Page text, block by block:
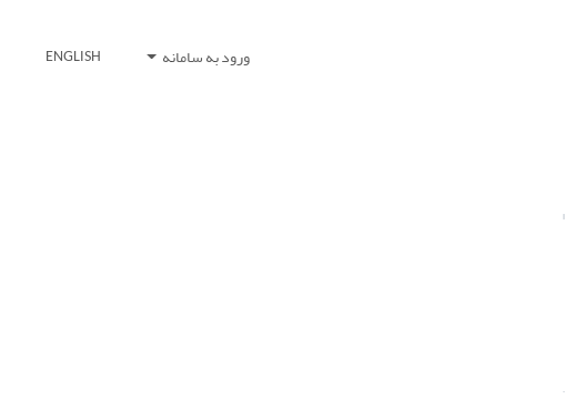
ورود به سامانه ENGLISH